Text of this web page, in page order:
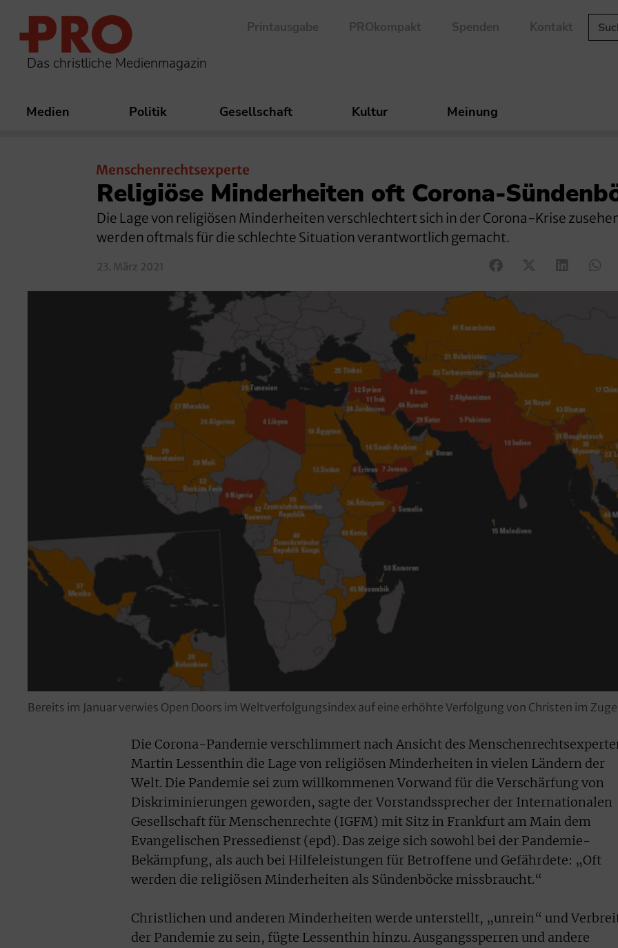
Das christliche Medienmagazin
Printausgabe PROkompakt Spenden Kontakt
Medien Politik Gesellschaft Kultur Meinung
Menschenrechtsexperte
Religiöse Minderheiten oft Corona-
Die Lage von religiösen Minderheiten verschlechtert sich in der Corona-Krise
werden oftmals für die schlechte Situation verantwortlich gemacht.
23. März 2021
Bereits im Januar verwies Open Doors im Weltverfolgungsindex auf eine erhöhte Verfolgung von Christen im
Die Corona-Pandemie verschlimmert nach Ansicht des
Martin Lessenthin die Lage von religiösen Minderheiten in vielen Ländern der
Welt. Die Pandemie sei zum willkommenen Vorwand für die Verschärfung von
Diskriminierungen geworden, sagte der Vorstandssprecher der Internationalen
Gesellschaft für Menschenrechte (IGFM) mit Sitz in Frankfurt am Main dem
Evangelischen Pressedienst (epd). Das zeige sich sowohl bei der Pandemie-
Bekämpfung, als auch bei Hilfeleistungen für Betroffene und Gefährdete: „Oft
werden die religiösen Minderheiten als Sündenböcke missbraucht.“
Christlichen und anderen Minderheiten werde unterstellt, „unrein“ und
der Pandemie zu sein, fügte Lessenthin hinzu. Ausgangssperren und andere